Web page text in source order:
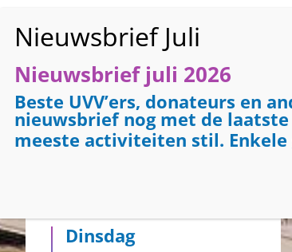
Dinsdag
Nieuwsbrief juli 2026
Beste UVV’ers, donateurs en
nieuwsbrief nog met de
meeste activiteiten stil.